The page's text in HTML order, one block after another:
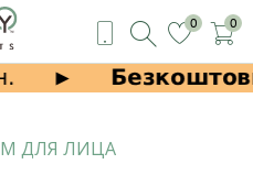
0 0
ДЛЯ ЛИЦА